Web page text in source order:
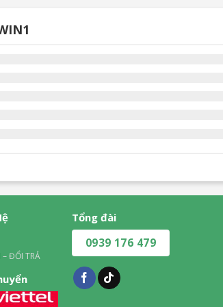
– ĐỔI TRẢ
Tổng đài
0939 176 479